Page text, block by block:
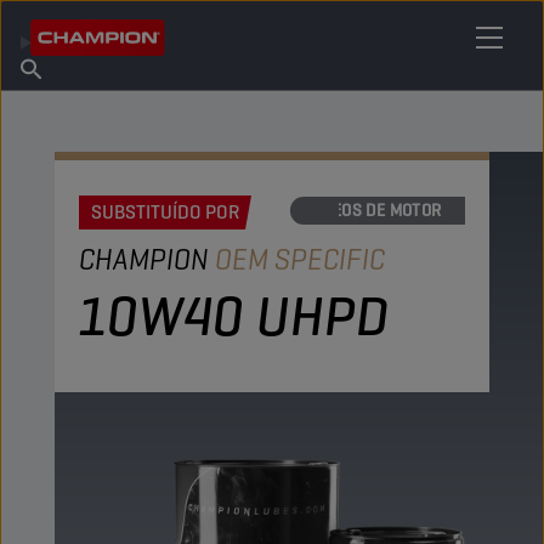
Sobre a Champion
Encontrar ponto de venda
SUBSTITUÍDO POR ÓLEOS DE MOTOR
CHAMPION OEM SPECIFIC
10W40 UHPD